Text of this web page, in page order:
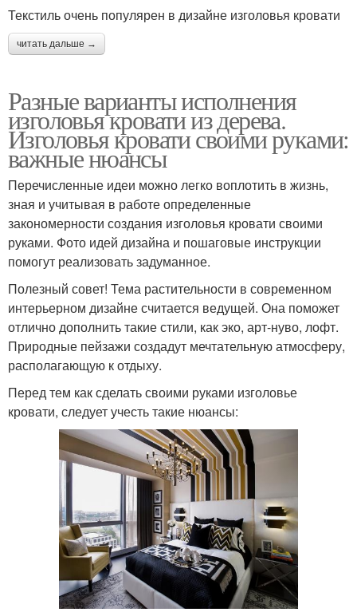
Текстиль очень популярен в дизайне изголовья кровати
читать дальше →
Разные варианты исполнения
изголовья кровати из дерева.
Изголовья кровати своими руками:
важные нюансы
Перечисленные идеи можно легко воплотить в жизнь,
зная и учитывая в работе определенные
закономерности создания изголовья кровати своими
руками. Фото идей дизайна и пошаговые инструкции
помогут реализовать задуманное.
Полезный совет! Тема растительности в современном
интерьерном дизайне считается ведущей. Она поможет
отлично дополнить такие стили, как эко, арт-нуво, лофт.
Природные пейзажи создадут мечтательную атмосферу,
располагающую к отдыху.
Перед тем как сделать своими руками изголовье
кровати, следует учесть такие нюансы: